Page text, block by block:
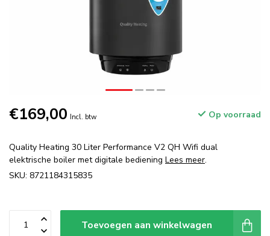
€169,00 Incl. btw Op voorraad
Quality Heating 30 Liter Performance V2 QH Wifi dual
elektrische boiler met digitale bediening Lees meer.
SKU: 8721184315835
Toevoegen aan winkelwagen